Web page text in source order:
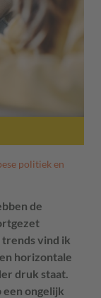
politiek en
de
vind ik
horizontale
druk staat.
een ongelijk